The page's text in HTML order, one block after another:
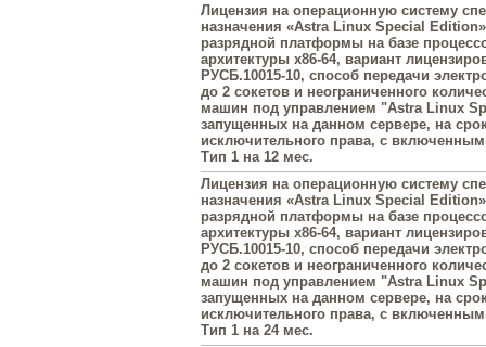
Лицензия на операционную систему
назначения «Astra Linux Special
разрядной платформы на базе
архитектуры х86-64, вариант
РУСБ.10015-10, способ передачи
до 2 сокетов и неограниченного
машин под управлением "Astra Linux
запущенных на данном сервере, на
исключительного права, с
Тип 1 на 12 мес.
Лицензия на операционную систему
назначения «Astra Linux Special
разрядной платформы на базе
архитектуры х86-64, вариант
РУСБ.10015-10, способ передачи
до 2 сокетов и неограниченного
машин под управлением "Astra Linux
запущенных на данном сервере, на
исключительного права, с
Тип 1 на 24 мес.